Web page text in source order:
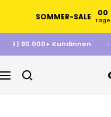
Inhalt
SOMMER-SALE 00
Tage
| 90.000+ Kundinnen
Navigation